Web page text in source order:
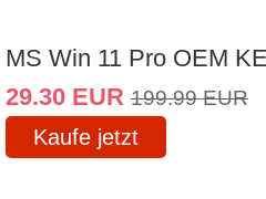
MS Win 11 Pro OEM
29.30 EUR 199.99 EUR
Kaufe jetzt